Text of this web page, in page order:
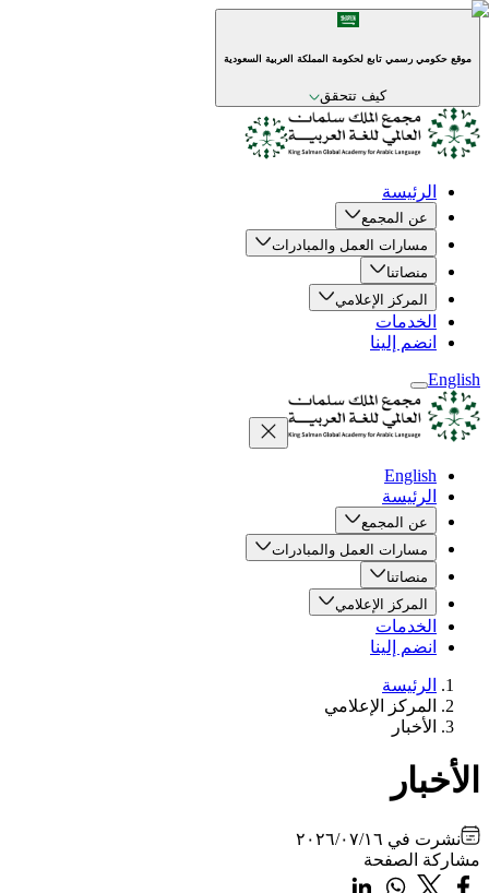
موقع حكومي رسمي تابع لحكومة المملكة العربية السعودية
كيف تتحقق
الرئيسة
عن المجمع
مسارات العمل والمبادرات
منصاتنا
المركز الإعلامي
الخدمات
انضم إلينا
English
English
الرئيسة
عن المجمع
مسارات العمل والمبادرات
منصاتنا
المركز الإعلامي
الخدمات
انضم إلينا
الرئيسة
المركز الإعلامي
الأخبار
الأخبار
نشرت في ٢٠٢٦/٠٧/١٦
مشاركة الصفحة